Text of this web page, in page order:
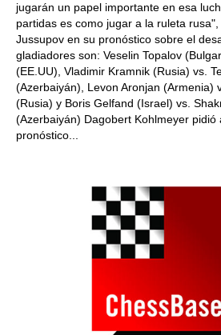
jugarán un papel importante en esa
partidas es como jugar a la ruleta
Jussupov en su pronóstico sobre el
gladiadores son: Veselin Topalov
(EE.UU), Vladimir Kramnik (Rusia) vs.
(Azerbaiyán), Levon Aronjan (Armenia)
(Rusia) y Boris Gelfand (Israel) vs.
(Azerbaiyán) Dagobert Kohlmeyer pidió
pronóstico...